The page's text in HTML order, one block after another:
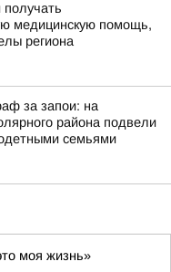
медицинскую помощь,
региона
за запои: на
района подвели
семьями
моя жизнь»